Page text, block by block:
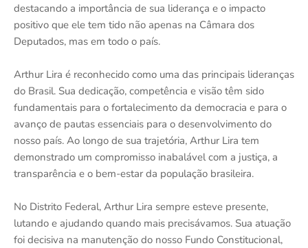
destacando a importância de sua liderança e o impacto
positivo que ele tem tido não apenas na Câmara dos
Deputados, mas em todo o país.
Arthur Lira é reconhecido como uma das principais lideranças
do Brasil. Sua dedicação, competência e visão têm sido
fundamentais para o fortalecimento da democracia e para o
avanço de pautas essenciais para o desenvolvimento do
nosso país. Ao longo de sua trajetória, Arthur Lira tem
demonstrado um compromisso inabalável com a justiça, a
transparência e o bem-estar da população brasileira.
No Distrito Federal, Arthur Lira sempre esteve presente,
lutando e ajudando quando mais precisávamos. Sua atuação
foi decisiva na manutenção do nosso Fundo Constitucional,